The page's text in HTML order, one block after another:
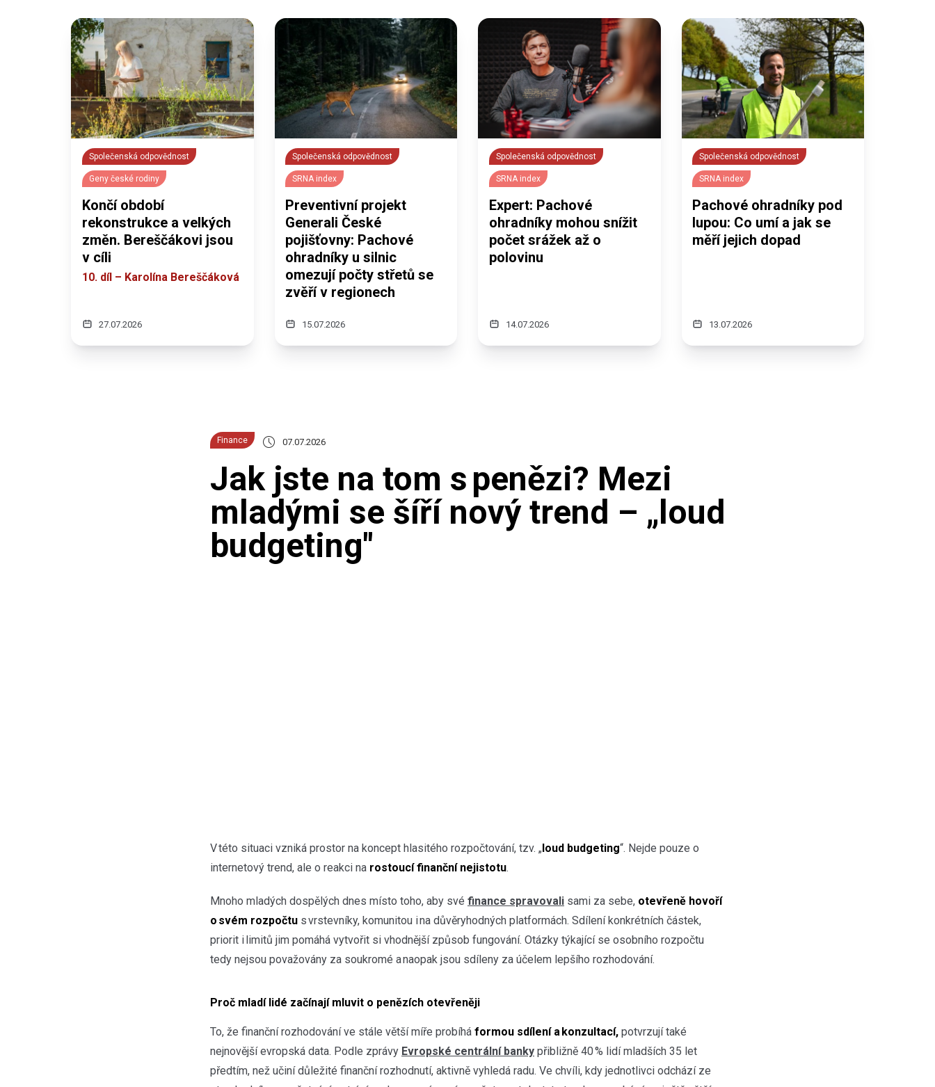
Společenská odpovědnost
Geny české rodiny
Končí období
rekonstrukce a velkých
změn. Bereščákovi jsou
v cíli
10. díl – Karolína Bereščáková
27.07.2026
Společenská odpovědnost
SRNA index
Preventivní projekt
Generali České
pojišťovny: Pachové
ohradníky u silnic
omezují počty střetů se
zvěří v regionech
15.07.2026
Společenská odpovědnost
SRNA index
Expert: Pachové
ohradníky mohou snížit
počet srážek až o
polovinu
14.07.2026
Společenská odpovědnost
SRNA index
Pachové ohradníky pod
lupou: Co umí a jak se
měří jejich dopad
13.07.2026
Finance 07.07.2026
Jak jste na tom s penězi? Mezi
mladými se šíří nový trend – „loud
budgeting"
V této situaci vzniká prostor na koncept hlasitého rozpočtování, tzv. „loud budgeting“. Nejde pouze o
internetový trend, ale o reakci na rostoucí finanční nejistotu.
Mnoho mladých dospělých dnes místo toho, aby své finance spravovali sami za sebe, otevřeně hovoří
o svém rozpočtu s vrstevníky, komunitou i na důvěryhodných platformách. Sdílení konkrétních částek,
priorit i limitů jim pomáhá vytvořit si vhodnější způsob fungování. Otázky týkající se osobního rozpočtu
tedy nejsou považovány za soukromé a naopak jsou sdíleny za účelem lepšího rozhodování.
Proč mladí lidé začínají mluvit o penězích otevřeněji
To, že finanční rozhodování ve stále větší míře probíhá formou sdílení a konzultací, potvrzují také
nejnovější evropská data. Podle zprávy Evropské centrální banky přibližně 40 % lidí mladších 35 let
předtím, než učiní důležité finanční rozhodnutí, aktivně vyhledá radu. Ve chvíli, kdy jednotlivci odchází ze